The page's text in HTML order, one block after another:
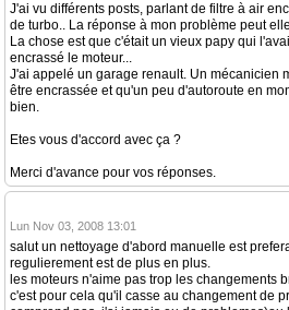
J'ai vu différents posts, parlant de filtre à air
de turbo.. La réponse à mon problème peut
La chose est que c'était un vieux papy qui
encrassé le moteur...
J'ai appelé un garage renault. Un mécanicien
être encrassée et qu'un peu d'autoroute en
bien.
Etes vous d'accord avec ça ?
Merci d'avance pour vos réponses.
Lun Nov 03, 2008 13:01
salut un nettoyage d'abord manuelle est
regulierement est de plus en plus.
les moteurs n'aime pas trop les changements
c'est pour cela qu'il casse au changement de